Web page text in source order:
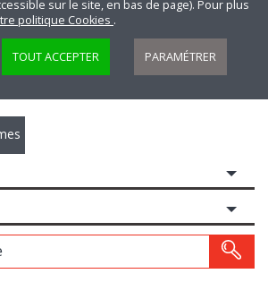
sur le site, en bas de page). Pour plus
politique Cookies .
TOUT ACCEPTER PARAMÉTRER